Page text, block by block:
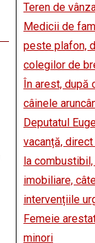
Teren de
Medicii de
peste plafon,
colegilor de
În arest, după
câinele
Deputatul
vacanță,
la combustibil,
imobiliare,
intervențiile
Femeie
minori